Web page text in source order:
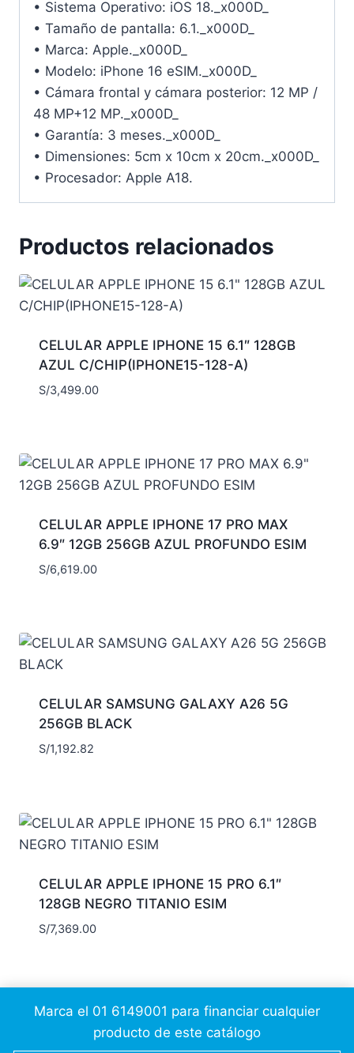
Marca el 01 6149001 para financiar cualquier
producto de este catálogo
• Sistema Operativo: iOS 18._x000D_
• Tamaño de pantalla: 6.1._x000D_
• Marca: Apple._x000D_
• Modelo: iPhone 16 eSIM._x000D_
• Cámara frontal y cámara posterior: 12 MP /
48 MP+12 MP._x000D_
• Garantía: 3 meses._x000D_
• Dimensiones: 5cm x 10cm x 20cm._x000D_
• Procesador: Apple A18.
Productos relacionados
CELULAR APPLE IPHONE 15 6.1″ 128GB
AZUL C/CHIP(IPHONE15-128-A)
S/3,499.00
CELULAR APPLE IPHONE 17 PRO MAX
6.9″ 12GB 256GB AZUL PROFUNDO ESIM
S/6,619.00
CELULAR SAMSUNG GALAXY A26 5G
256GB BLACK
S/1,192.82
CELULAR APPLE IPHONE 15 PRO 6.1″
128GB NEGRO TITANIO ESIM
S/7,369.00
© 2026 Cálidda CSCJesusAP